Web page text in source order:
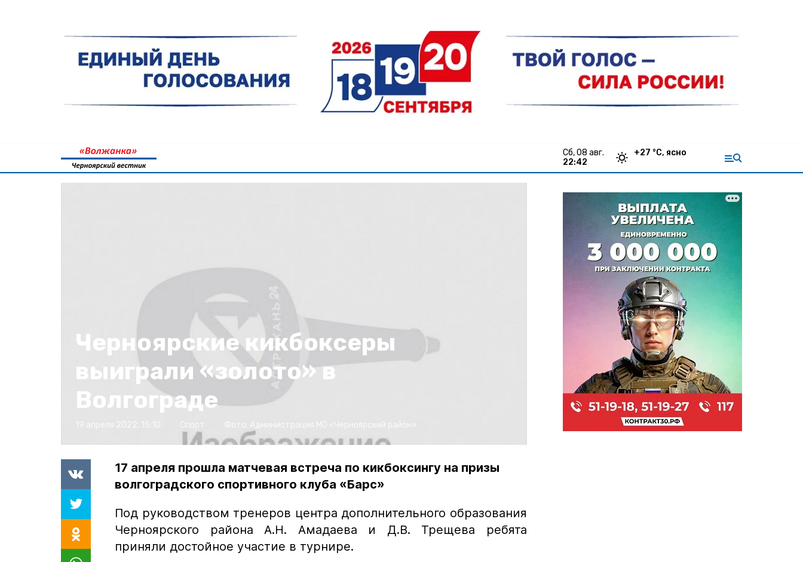
сб, 08 авг.
22:42
+27 °С, ясно
Черноярские кикбоксеры
выиграли «золото» в
Волгограде
17 апреля прошла матчевая встреча по кикбоксингу на призы
волгоградского спортивного клуба «Барс»
Под руководством тренеров центра дополнительного образования
Черноярского района А.Н. Амадаева и Д.В. Трещева ребята
приняли достойное участие в турнире.